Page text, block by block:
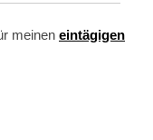
meinen eintägigen